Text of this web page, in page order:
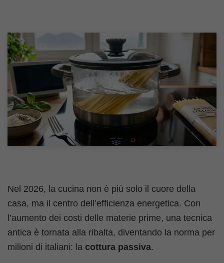
Nel 2026, la cucina non è più solo il cuore della
casa, ma il centro dell’efficienza energetica. Con
l’aumento dei costi delle materie prime, una tecnica
antica è tornata alla ribalta, diventando la norma per
milioni di italiani: la cottura passiva.